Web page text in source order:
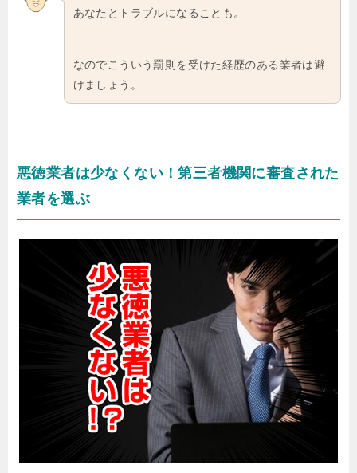
あなたとトラブルになることも。
なのでこういう罰則を受けた経歴のある業者は避
けましょう。
悪徳業者は少なくない！第三者機関に審査された
業者を選ぶ